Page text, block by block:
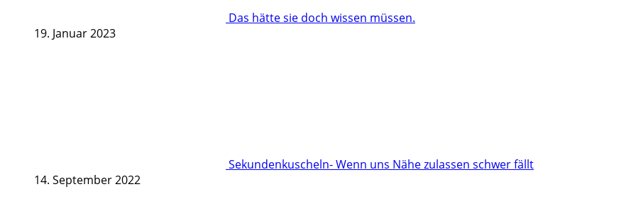
Das hätte sie doch wissen müssen.
19. Januar 2023
Sekundenkuscheln- Wenn uns Nähe zulassen schwer fällt
14. September 2022